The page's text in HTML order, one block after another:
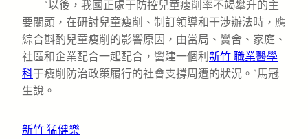
“以後，我國正處于防控兒童瘦削率不竭攀升的主
要關頭，在研討兒童瘦削、制訂領導和干涉辦法時，應
綜合斟酌兒童瘦削的影響原因，由當局、黌舍、家庭、
社區和企業配合一起配合，營建一個利 新竹 職業醫學
科于瘦削防治政策履行的社會支撐周遭的狀況。”馬冠
生說。
新竹 猛健樂